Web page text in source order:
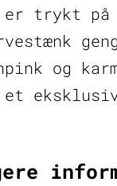
er trykt
og
et